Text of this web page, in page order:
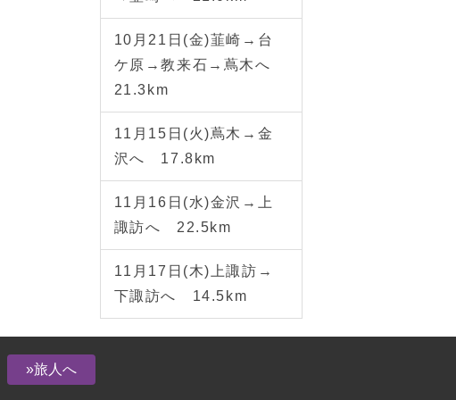
10月21日(金)韮崎→台
ケ原→教来石→蔦木へ
21.3km
11月15日(火)蔦木→金
沢へ 17.8km
11月16日(水)金沢→上
諏訪へ 22.5km
11月17日(木)上諏訪→
下諏訪へ 14.5km
»旅人へ